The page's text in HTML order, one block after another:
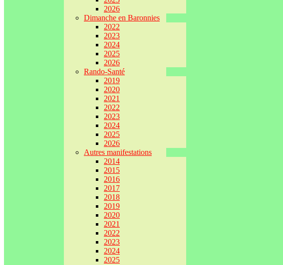
2026
Dimanche en Baronnies
2022
2023
2024
2025
2026
Rando-Santé
2019
2020
2021
2022
2023
2024
2025
2026
Autres manifestations
2014
2015
2016
2017
2018
2019
2020
2021
2022
2023
2024
2025